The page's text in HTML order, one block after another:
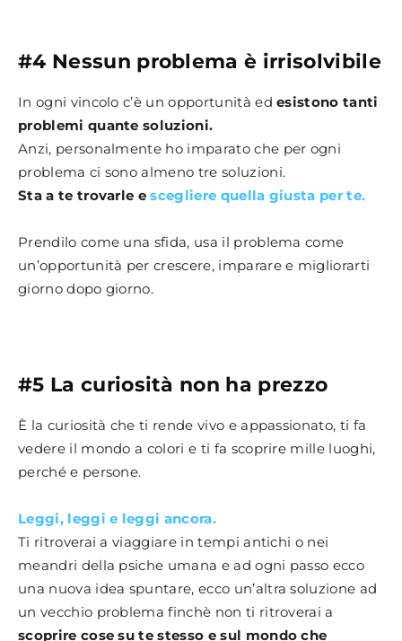
#4 Nessun problema è irrisolvibile
In ogni vincolo c’è un opportunità edesistono tanti
problemi quante soluzioni.
Anzi, personalmente ho imparato che per ogni
problema ci sono almeno tre soluzioni.
Sta a te trovarle escegliere quella giusta per te.
Prendilo come una sfida, usa il problema come
un’opportunità per crescere, imparare e migliorarti
giorno dopo giorno.
#5 La curiosità non ha prezzo
È la curiosità che ti rende vivo e appassionato, ti fa
vedere il mondo a colori e ti fa scoprire mille luoghi,
perché e persone.
Leggi, leggi e leggi ancora.
Ti ritroverai a viaggiare in tempi antichi o nei
meandri della psiche umana e ad ogni passo ecco
una nuova idea spuntare, ecco un’altra soluzione ad
un vecchio problema finchè non ti ritroverai a
scoprire cose su te stesso e sul mondo che